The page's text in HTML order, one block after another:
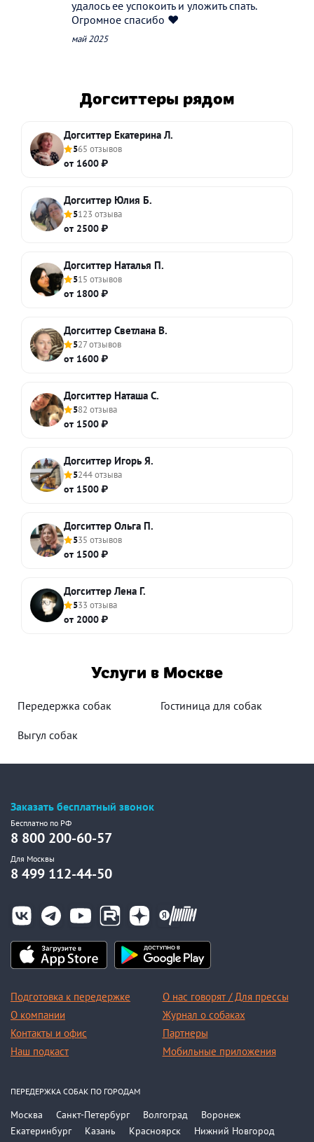
удалось ее успокоить и уложить спать.
Огромное спасибо ❤️
май 2025
Догситтеры рядом
Догситтер Екатерина Л.
565 отзывов
от 1600 ₽
Догситтер Юлия Б.
5123 отзыва
от 2500 ₽
Догситтер Наталья П.
515 отзывов
от 1800 ₽
Догситтер Светлана В.
527 отзывов
от 1600 ₽
Догситтер Наташа С.
582 отзыва
от 1500 ₽
Догситтер Игорь Я.
5244 отзыва
от 1500 ₽
Догситтер Ольга П.
535 отзывов
от 1500 ₽
Догситтер Лена Г.
533 отзыва
от 2000 ₽
Услуги в Москве
Передержка собак Гостиница для собак
Выгул собак
Заказать бесплатный звонок
Бесплатно по РФ
8 800 200-60-57
Для Москвы
8 499 112-44-50
Подготовка к передержке
О компании
Контакты и офис
Наш подкаст
О нас говорят / Для прессы
Журнал о собаках
Партнеры
Мобильные приложения
ПЕРЕДЕРЖКА СОБАК ПО ГОРОДАМ
Москва Санкт-Петербург Волгоград
Воронеж
Екатеринбург
Казань Красноярск
Нижний Новгород